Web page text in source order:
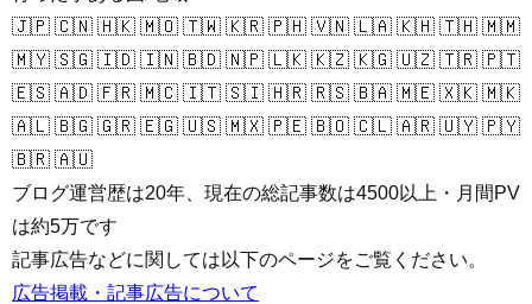
🇯🇵 🇨🇳 🇭🇰 🇲🇴 🇹🇼 🇰🇷 🇵🇭 🇻🇳 🇱🇦 🇰🇭 🇹🇭 🇲🇲
🇲🇾 🇸🇬 🇮🇩 🇮🇳 🇧🇩 🇳🇵 🇱🇰 🇰🇿 🇰🇬 🇺🇿 🇹🇷 🇵🇹
🇪🇸 🇦🇩 🇫🇷 🇲🇨 🇮🇹 🇸🇮 🇭🇷 🇷🇸 🇧🇦 🇲🇪 🇽🇰 🇲🇰
🇦🇱 🇧🇬 🇬🇷 🇪🇬 🇺🇸 🇲🇽 🇵🇪 🇧🇴 🇨🇱 🇦🇷 🇺🇾 🇵🇾
🇧🇷 🇦🇺
ブログ運営歴は20年、現在の総記事数は4500以上・月間PV
は約5万です
記事広告などに関しては以下のページをご覧ください。
広告掲載・記事広告について